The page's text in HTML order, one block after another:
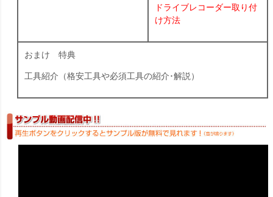
ドライブレコーダー取り付
け方法
おまけ 特典
工具紹介（格安工具や必須工具の紹介･解説）